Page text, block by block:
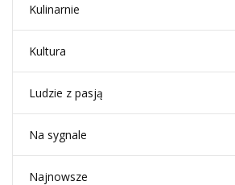
Kulinarnie
Kultura
Ludzie z pasją
Na sygnale
Najnowsze